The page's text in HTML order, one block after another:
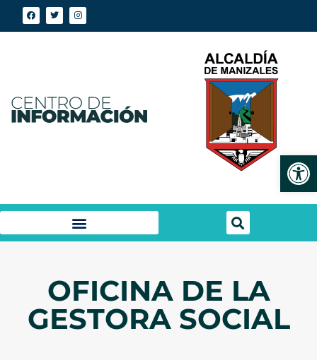
OFICINA DE LA
GESTORA SOCIAL